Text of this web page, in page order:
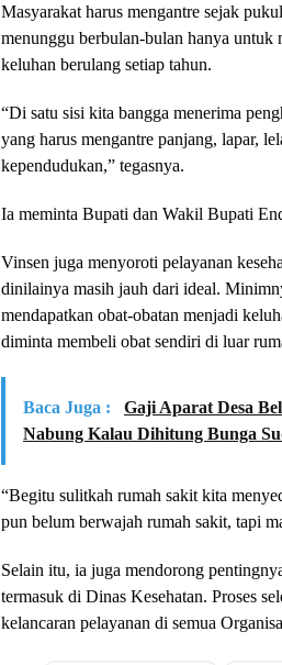
Masyarakat harus mengantre sejak
menunggu berbulan-bulan hanya
keluhan berulang setiap tahun.
“Di satu sisi kita bangga menerima
yang harus mengantre panjang, lapar,
kependudukan,” tegasnya.
Ia meminta Bupati dan Wakil Bupati
Vinsen juga menyoroti pelayanan
dinilainya masih jauh dari ideal.
mendapatkan obat-obatan menjadi
diminta membeli obat sendiri di luar
Baca Juga :
Gaji Aparat Desa
Nabung Kalau Dihitung Bunga
“Begitu sulitkah rumah sakit kita
pun belum berwajah rumah sakit, tapi
Selain itu, ia juga mendorong
termasuk di Dinas Kesehatan. Proses
kelancaran pelayanan di semua